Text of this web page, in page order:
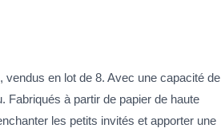
vendus en lot de 8. Avec une capacité de
Fabriqués à partir de papier de haute
les petits invités et apporter une